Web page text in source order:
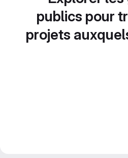
publics pour
projets